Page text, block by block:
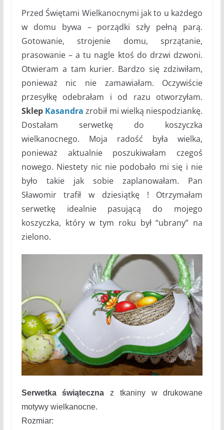
Przed Świętami Wielkanocnymi jak to u każdego
w domu bywa – porządki szły pełną parą.
Gotowanie, strojenie domu, sprzątanie,
prasowanie – a tu nagle ktoś do drzwi dzwoni.
Otwieram a tam kurier. Bardzo się zdziwiłam,
ponieważ nic nie zamawiałam. Oczywiście
przesyłkę odebrałam i od razu otworzyłam.
Sklep Kasandra zrobił mi wielką niespodziankę.
Dostałam serwetkę do koszyczka
wielkanocnego. Moja radość była wielka,
ponieważ aktualnie poszukiwałam czegoś
nowego. Niestety nic nie podobało mi się i nie
było takie jak sobie zaplanowałam. Pan
Sławomir trafił w dziesiątkę ! Otrzymałam
serwetkę idealnie pasującą do mojego
koszyczka, który w tym roku był “ubrany” na
zielono.
Serwetka świąteczna z tkaniny w drukowane
motywy wielkanocne.
Rozmiar: